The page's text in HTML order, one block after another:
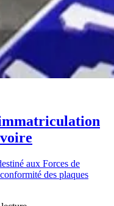
aux Forces de
des plaques